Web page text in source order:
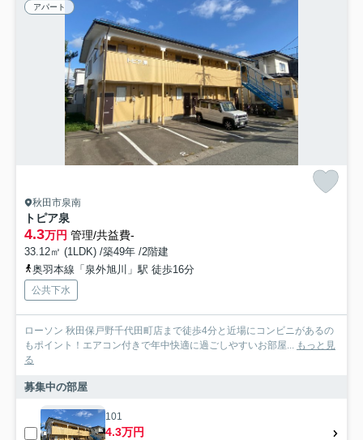
アパート
秋田市泉南
トピア泉
4.3万円 管理/共益費-
33.12㎡ (1LDK) /築49年 /2階建
奥羽本線「泉外旭川」駅 徒歩16分
公共下水
ローソン 秋田保戸野千代田町店まで徒歩4分と近場にコンビニがあるの
もポイント！エアコン付きで年中快適に過ごしやすいお部屋... もっと見
る
募集中の部屋
101
4.3万円